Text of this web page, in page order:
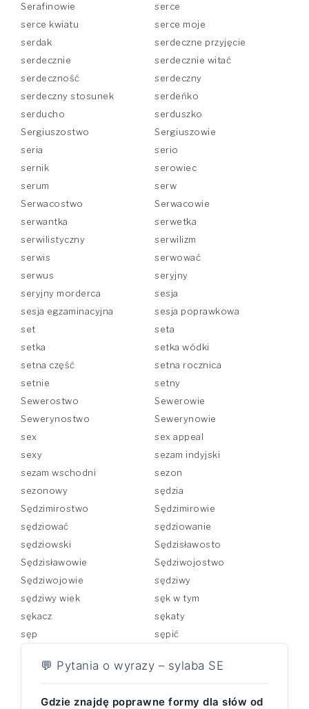
Serafinowie
serce
serce kwiatu
serce moje
serdak
serdeczne przyjęcie
serdecznie
serdecznie witać
serdeczność
serdeczny
serdeczny stosunek
serdeńko
serducho
serduszko
Sergiuszostwo
Sergiuszowie
seria
serio
sernik
serowiec
serum
serw
Serwacostwo
Serwacowie
serwantka
serwetka
serwilistyczny
serwilizm
serwis
serwować
serwus
seryjny
seryjny morderca
sesja
sesja egzaminacyjna
sesja poprawkowa
set
seta
setka
setka wódki
setna część
setna rocznica
setnie
setny
Sewerostwo
Sewerowie
Sewerynostwo
Sewerynowie
sex
sex appeal
sexy
sezam indyjski
sezam wschodni
sezon
sezonowy
sędzia
Sędzimirostwo
Sędzimirowie
sędziować
sędziowanie
sędziowski
Sędzisławosto
Sędzisławowie
Sędziwojostwo
Sędziwojowie
sędziwy
sędziwy wiek
sęk w tym
sękacz
sękaty
sęp
sępić
💬 Pytania o wyrazy – sylaba SE
Gdzie znajdę poprawne formy dla słów od